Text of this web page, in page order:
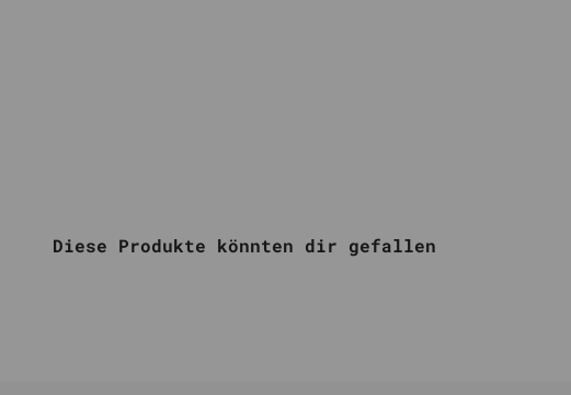
Diese Produkte könnten dir gefallen